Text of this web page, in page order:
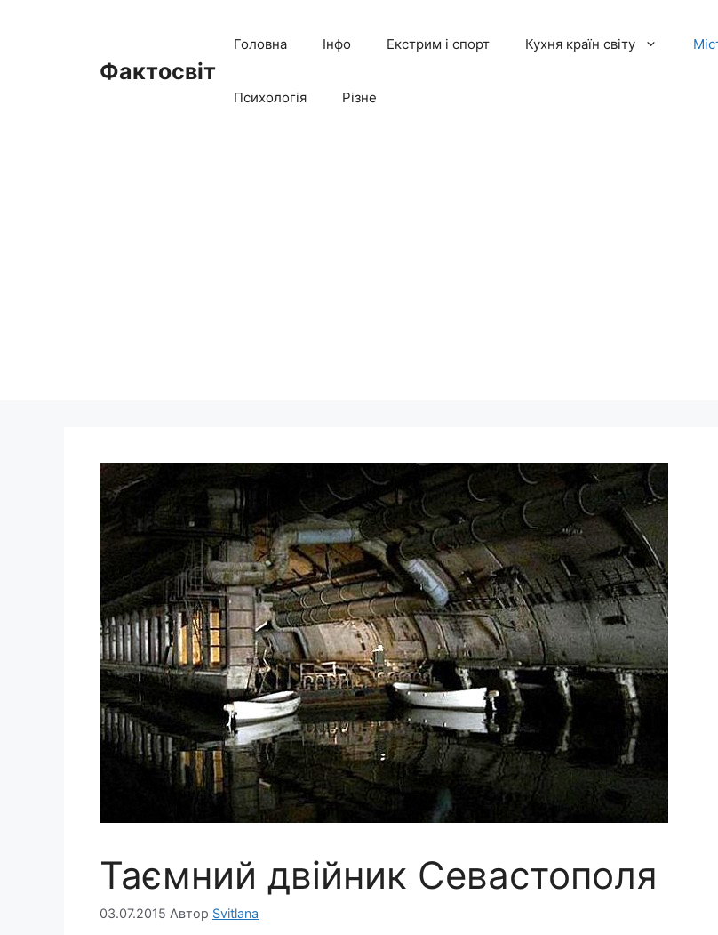
Фактосвіт
Головна Інфо Екстрим і спорт Кухня країн світу
Психологія Різне
Таємний двійник Севастополя
03.07.2015 Автор Svitlana